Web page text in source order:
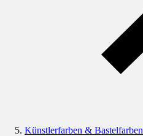
Künstlerfarben & Bastelfarben